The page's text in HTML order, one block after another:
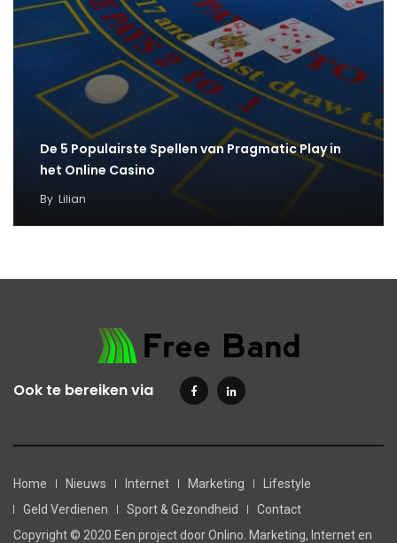
De 5 Populairste Spellen van Pragmatic Play in
het Online Casino
By Lilian
Ook te bereiken via
Home Nieuws Internet Marketing
Lifestyle
Geld Verdienen
Sport & Gezondheid
Contact
Copyright © 2020 Een project door Onlino. Marketing, Internet en